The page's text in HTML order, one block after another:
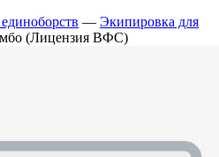
— Экипировка для
(Лицензия ВФС)